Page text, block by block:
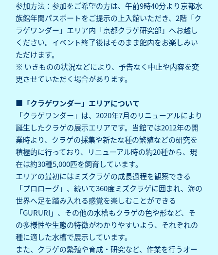
参加方法：参加をご希望の方は、午前9時40分より京都水
族館年間パスポートをご提示の上入館いただき、2階「ク
ラゲワンダー」エリア内「京都クラゲ研究部」へお越し
ください。イベント終了後はそのまま館内をお楽しみい
ただけます。
※ いきものの状況などにより、予告なく中止や内容を変
更させていただく場合があります。
■「クラゲワンダー」エリアについて
「クラゲワンダー」は、2020年7月のリニューアルにより
誕生したクラゲの展示エリアです。当館では2012年の開
業時より、クラゲの採集や新たな種の繁殖などの研究を
積極的に行っており、リニューアル時の約20種から、現
在は約30種5,000匹を飼育しています。
エリアの最初にはミズクラゲの成長過程を観察できる
「プロローグ」、続いて360度ミズクラゲに囲まれ、海の
世界へ足を踏み入れる感覚を楽しむことができる
「GURURI」、その他の水槽もクラゲの色や形など、そ
の多様性や生態の特徴がわかりやすいよう、それぞれの
種に適した水槽で展示しています。
また、クラゲの繁殖や育成・研究など、作業を行うオー